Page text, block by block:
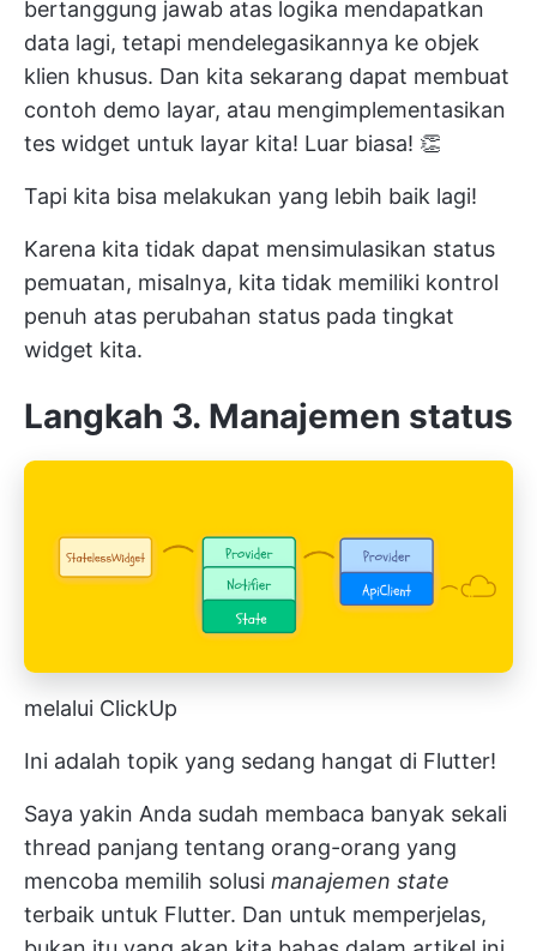
bertanggung jawab atas logika mendapatkan
data lagi, tetapi mendelegasikannya ke objek
klien khusus. Dan kita sekarang dapat membuat
contoh demo layar, atau mengimplementasikan
tes widget untuk layar kita! Luar biasa! 👏
Tapi kita bisa melakukan yang lebih baik lagi!
Karena kita tidak dapat mensimulasikan status
pemuatan, misalnya, kita tidak memiliki kontrol
penuh atas perubahan status pada tingkat
widget kita.
Langkah 3. Manajemen status
melalui ClickUp
Ini adalah topik yang sedang hangat di Flutter!
Saya yakin Anda sudah membaca banyak sekali
thread panjang tentang orang-orang yang
mencoba memilih solusi manajemen state
terbaik untuk Flutter. Dan untuk memperjelas,